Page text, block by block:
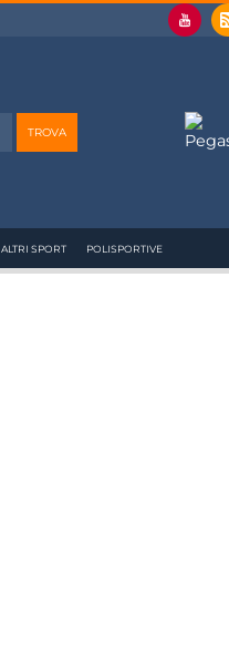
ALTRI SPORT POLISPORTIVE